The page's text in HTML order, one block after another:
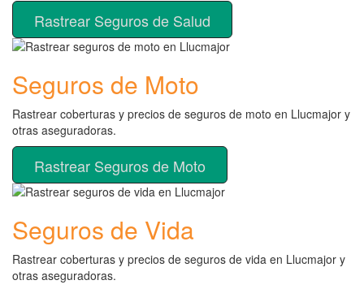
Rastrear Seguros de Salud
Seguros de Moto
Rastrear coberturas y precios de seguros de moto en Llucmajor y
otras aseguradoras.
Rastrear Seguros de Moto
Seguros de Vida
Rastrear coberturas y precios de seguros de vida en Llucmajor y
otras aseguradoras.